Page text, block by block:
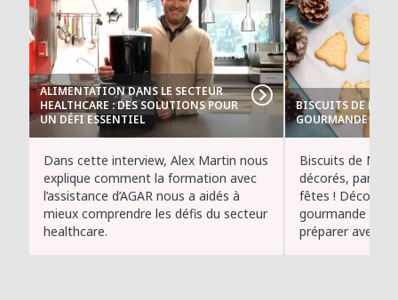
ALIMENTATION DANS LE SECTEUR
HEALTHCARE : DES SOLUTIONS POUR
UN DÉFI ESSENTIEL
Dans cette interview, Alex Martin nous
explique comment la formation avec
l’assistance d’AGAR nous a aidés à
mieux comprendre les défis du secteur
healthcare.
BISCUITS DE
GOURMANDE
Biscuits de
décorés,
fêtes !
gourmande et
préparer avec